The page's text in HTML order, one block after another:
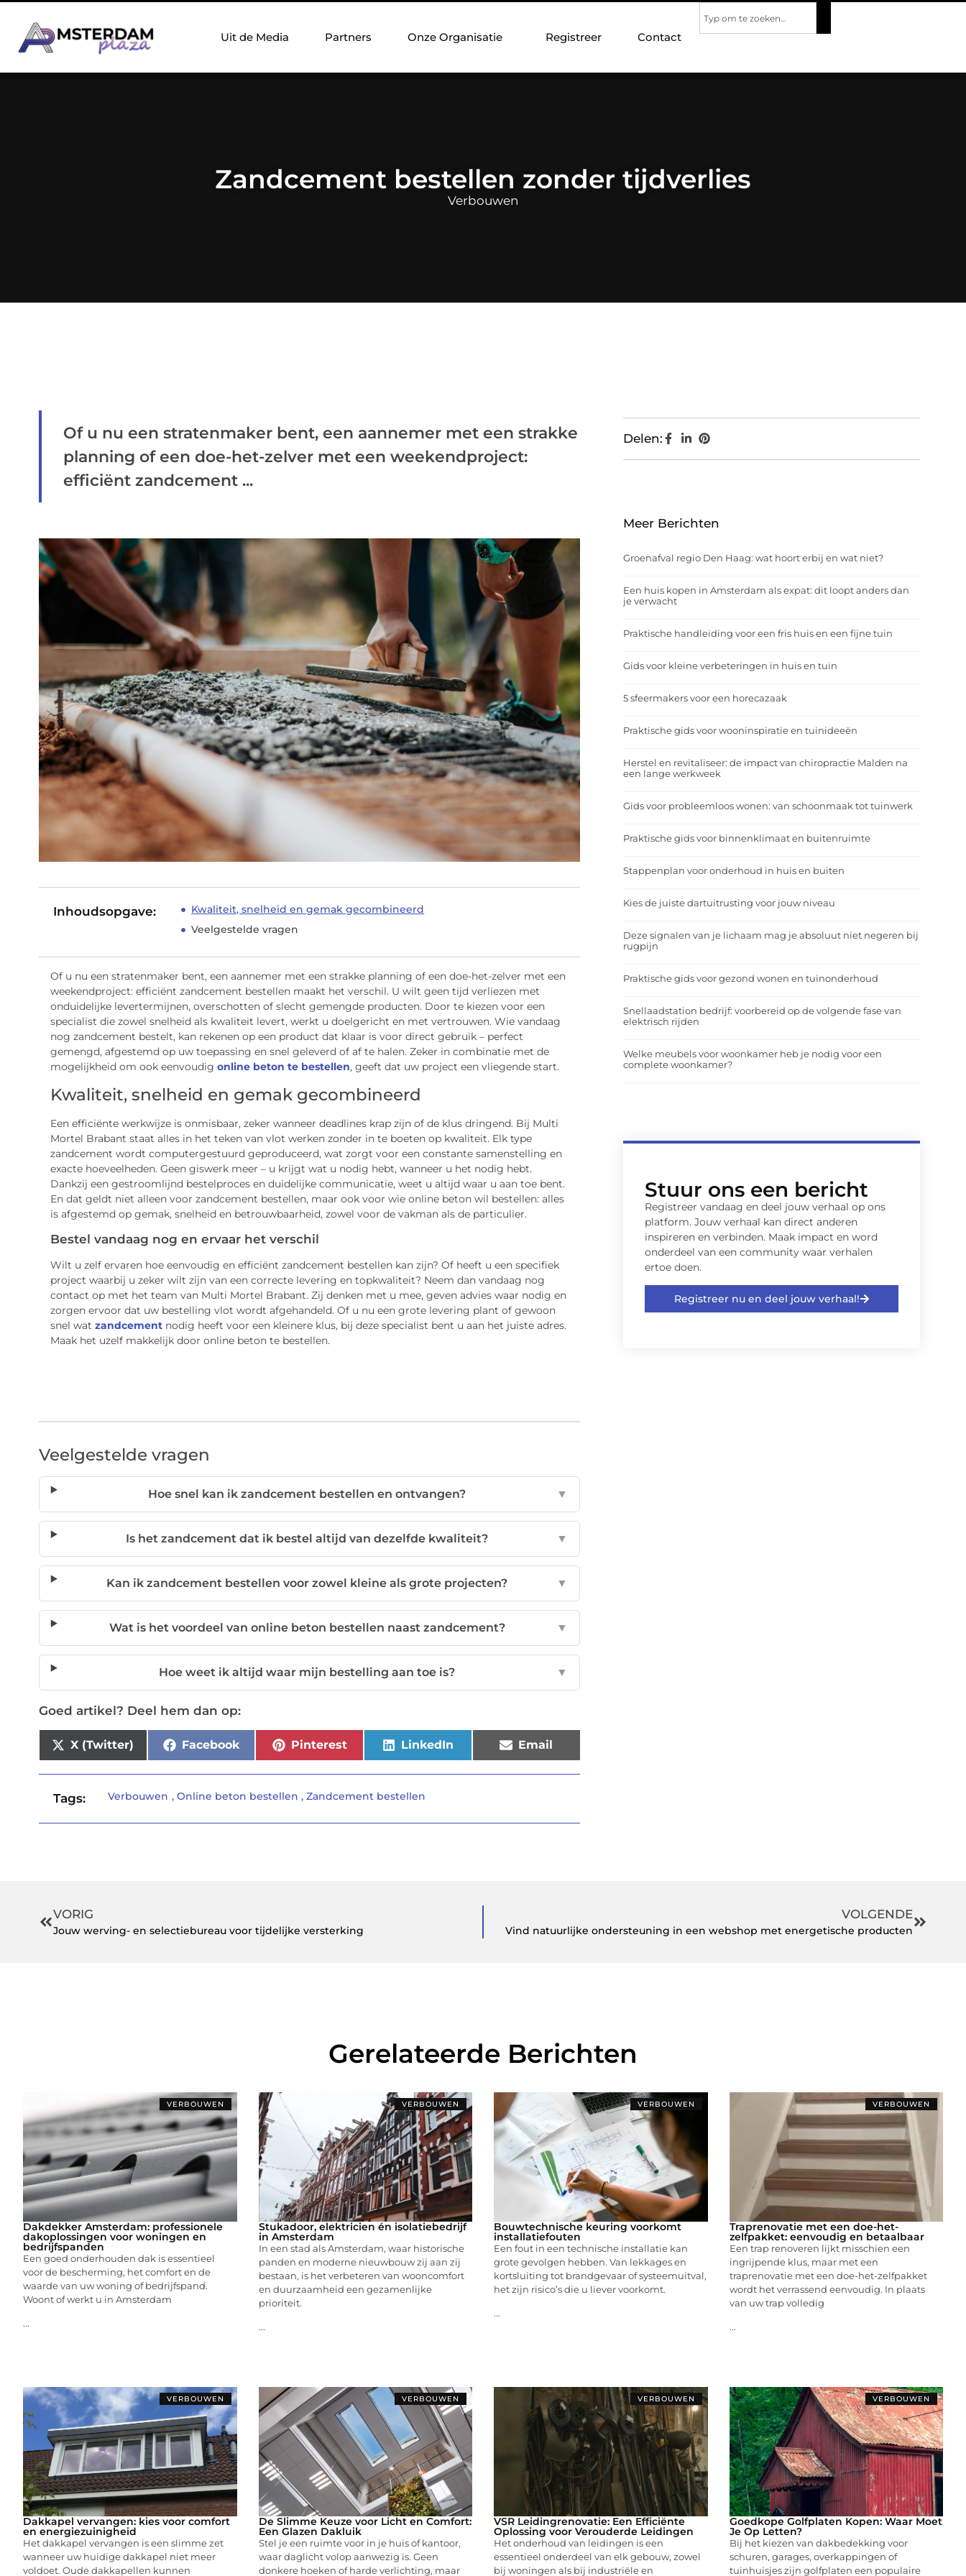
Uit de Media Partners Onze Organisatie Registreer Contact
Zandcement bestellen zonder tijdverlies
Verbouwen
Of u nu een stratenmaker bent, een aannemer met een strakke
planning of een doe-het-zelver met een weekendproject:
efficiënt zandcement ...
Inhoudsopgave:
Kwaliteit, snelheid en gemak gecombineerd
Veelgestelde vragen
Of u nu een stratenmaker bent, een aannemer met een strakke planning of een doe-het-zelver met een
weekendproject: efficiënt zandcement bestellen maakt het verschil. U wilt geen tijd verliezen met
onduidelijke levertermijnen, overschotten of slecht gemengde producten. Door te kiezen voor een
specialist die zowel snelheid als kwaliteit levert, werkt u doelgericht en met vertrouwen. Wie vandaag
nog zandcement bestelt, kan rekenen op een product dat klaar is voor direct gebruik – perfect
gemengd, afgestemd op uw toepassing en snel geleverd of af te halen. Zeker in combinatie met de
mogelijkheid om ook eenvoudig online beton te bestellen, geeft dat uw project een vliegende start.
Kwaliteit, snelheid en gemak gecombineerd
Een efficiënte werkwijze is onmisbaar, zeker wanneer deadlines krap zijn of de klus dringend. Bij Multi
Mortel Brabant staat alles in het teken van vlot werken zonder in te boeten op kwaliteit. Elk type
zandcement wordt computergestuurd geproduceerd, wat zorgt voor een constante samenstelling en
exacte hoeveelheden. Geen giswerk meer – u krijgt wat u nodig hebt, wanneer u het nodig hebt.
Dankzij een gestroomlijnd bestelproces en duidelijke communicatie, weet u altijd waar u aan toe bent.
En dat geldt niet alleen voor zandcement bestellen, maar ook voor wie online beton wil bestellen: alles
is afgestemd op gemak, snelheid en betrouwbaarheid, zowel voor de vakman als de particulier.
Bestel vandaag nog en ervaar het verschil
Wilt u zelf ervaren hoe eenvoudig en efficiënt zandcement bestellen kan zijn? Of heeft u een specifiek
project waarbij u zeker wilt zijn van een correcte levering en topkwaliteit? Neem dan vandaag nog
contact op met het team van Multi Mortel Brabant. Zij denken met u mee, geven advies waar nodig en
zorgen ervoor dat uw bestelling vlot wordt afgehandeld. Of u nu een grote levering plant of gewoon
snel wat zandcementnodig heeft voor een kleinere klus, bij deze specialist bent u aan het juiste adres.
Maak het uzelf makkelijk door online beton te bestellen.
Veelgestelde vragen
Hoe snel kan ik zandcement bestellen en ontvangen? ▼
Is het zandcement dat ik bestel altijd van dezelfde kwaliteit? ▼
Kan ik zandcement bestellen voor zowel kleine als grote projecten? ▼
Wat is het voordeel van online beton bestellen naast zandcement? ▼
Hoe weet ik altijd waar mijn bestelling aan toe is? ▼
Goed artikel? Deel hem dan op:
X (Twitter) Facebook Pinterest LinkedIn Email
Tags: Verbouwen ,Online beton bestellen ,Zandcement bestellen
Delen:
Meer Berichten
Groenafval regio Den Haag: wat hoort erbij en wat niet?
Een huis kopen in Amsterdam als expat: dit loopt anders dan
je verwacht
Praktische handleiding voor een fris huis en een fijne tuin
Gids voor kleine verbeteringen in huis en tuin
5 sfeermakers voor een horecazaak
Praktische gids voor wooninspiratie en tuinideeën
Herstel en revitaliseer: de impact van chiropractie Malden na
een lange werkweek
Gids voor probleemloos wonen: van schoonmaak tot tuinwerk
Praktische gids voor binnenklimaat en buitenruimte
Stappenplan voor onderhoud in huis en buiten
Kies de juiste dartuitrusting voor jouw niveau
Deze signalen van je lichaam mag je absoluut niet negeren bij
rugpijn
Praktische gids voor gezond wonen en tuinonderhoud
Snellaadstation bedrijf: voorbereid op de volgende fase van
elektrisch rijden
Welke meubels voor woonkamer heb je nodig voor een
complete woonkamer?
Stuur ons een bericht
Registreer vandaag en deel jouw verhaal op ons
platform. Jouw verhaal kan direct anderen
inspireren en verbinden. Maak impact en word
onderdeel van een community waar verhalen
ertoe doen.
Registreer nu en deel jouw verhaal!
VORIG
Jouw werving- en selectiebureau voor tijdelijke versterking
VOLGENDE
Vind natuurlijke ondersteuning in een webshop met energetische producten
Gerelateerde Berichten
VERBOUWEN
Dakdekker Amsterdam: professionele
dakoplossingen voor woningen en
bedrijfspanden
Een goed onderhouden dak is essentieel
voor de bescherming, het comfort en de
waarde van uw woning of bedrijfspand.
Woont of werkt u in Amsterdam
...
VERBOUWEN
Stukadoor, elektricien én isolatiebedrijf
in Amsterdam
In een stad als Amsterdam, waar historische
panden en moderne nieuwbouw zij aan zij
bestaan, is het verbeteren van wooncomfort
en duurzaamheid een gezamenlijke
prioriteit.
...
VERBOUWEN
Bouwtechnische keuring voorkomt
installatiefouten
Een fout in een technische installatie kan
grote gevolgen hebben. Van lekkages en
kortsluiting tot brandgevaar of systeemuitval,
het zijn risico’s die u liever voorkomt.
...
VERBOUWEN
Traprenovatie met een doe-het-
zelfpakket: eenvoudig en betaalbaar
Een trap renoveren lijkt misschien een
ingrijpende klus, maar met een
traprenovatie met een doe-het-zelfpakket
wordt het verrassend eenvoudig. In plaats
van uw trap volledig
...
VERBOUWEN
Dakkapel vervangen: kies voor comfort
en energiezuinigheid
Het dakkapel vervangen is een slimme zet
wanneer uw huidige dakkapel niet meer
voldoet. Oude dakkapellen kunnen
VERBOUWEN
De Slimme Keuze voor Licht en Comfort:
Een Glazen Dakluik
Stel je een ruimte voor in je huis of kantoor,
waar daglicht volop aanwezig is. Geen
donkere hoeken of harde verlichting, maar
VERBOUWEN
VSR Leidingrenovatie: Een Efficiënte
Oplossing voor Verouderde Leidingen
Het onderhoud van leidingen is een
essentieel onderdeel van elk gebouw, zowel
bij woningen als bij industriële en
VERBOUWEN
Goedkope Golfplaten Kopen: Waar Moet
Je Op Letten?
Bij het kiezen van dakbedekking voor
schuren, garages, overkappingen of
tuinhuisjes zijn golfplaten een populaire